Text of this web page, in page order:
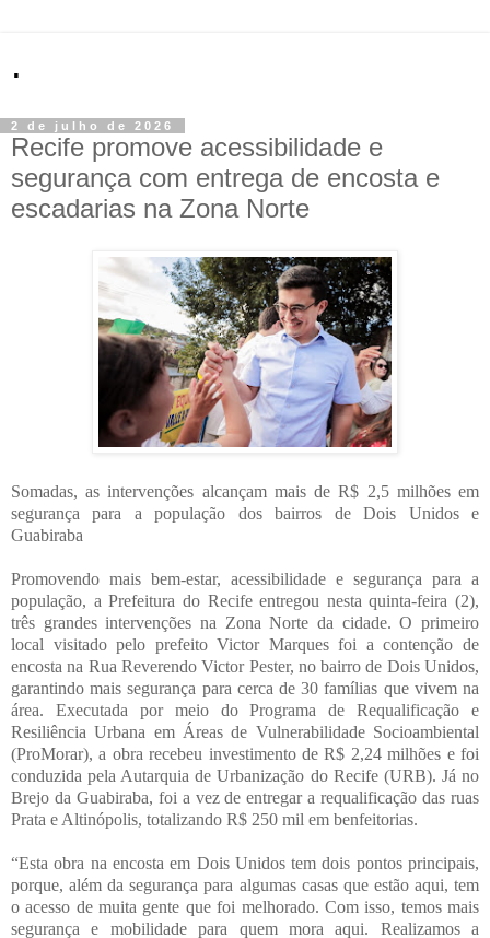
.
2 de julho de 2026
Recife promove acessibilidade e
segurança com entrega de encosta e
escadarias na Zona Norte
Somadas, as intervenções alcançam mais de R$ 2,5 milhões em
segurança para a população dos bairros de Dois Unidos e
Guabiraba
Promovendo mais bem-estar, acessibilidade e segurança para a
população, a Prefeitura do Recife entregou nesta quinta-feira (2),
três grandes intervenções na Zona Norte da cidade. O primeiro
local visitado pelo prefeito Victor Marques foi a contenção de
encosta na Rua Reverendo Victor Pester, no bairro de Dois Unidos,
garantindo mais segurança para cerca de 30 famílias que vivem na
área. Executada por meio do Programa de Requalificação e
Resiliência Urbana em Áreas de Vulnerabilidade Socioambiental
(ProMorar), a obra recebeu investimento de R$ 2,24 milhões e foi
conduzida pela Autarquia de Urbanização do Recife (URB). Já no
Brejo da Guabiraba, foi a vez de entregar a requalificação das ruas
Prata e Altinópolis, totalizando R$ 250 mil em benfeitorias.
“Esta obra na encosta em Dois Unidos tem dois pontos principais,
porque, além da segurança para algumas casas que estão aqui, tem
o acesso de muita gente que foi melhorado. Com isso, temos mais
segurança e mobilidade para quem mora aqui. Realizamos a